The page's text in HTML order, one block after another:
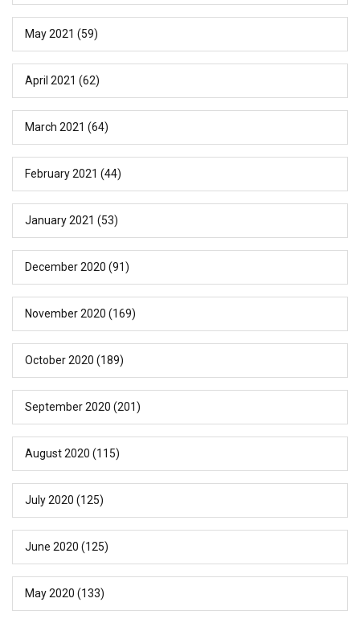
May 2021 (59)
April 2021 (62)
March 2021 (64)
February 2021 (44)
January 2021 (53)
December 2020 (91)
November 2020 (169)
October 2020 (189)
September 2020 (201)
August 2020 (115)
July 2020 (125)
June 2020 (125)
May 2020 (133)